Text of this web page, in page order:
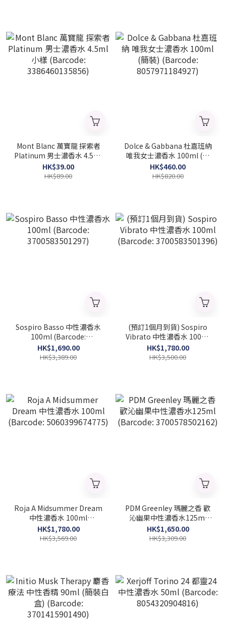
Mont Blanc 萬寶龍 探索者
Platinum 男士濃香水 4.5ml
小樣 (Barcode:
3386460135856)
HK$39.00
HK$89.00
Dolce & Gabbana 杜嘉班納
唯我女士濃香水 100ml (簡
裝) (Barcode:
8057971184927)
HK$460.00
HK$820.00
Sospiro Basso 中性濃香水
100ml (Barcode:
3700583501297)
HK$1,690.00
HK$3,389.00
(預訂1個月到貨) Sospiro
Vibrato 中性濃香水 100ml
(Barcode: 3700583501396)
HK$1,780.00
HK$3,500.00
Roja A Midsummer Dream
中性濃香水 100ml
(Barcode: 5060399674775)
HK$1,780.00
HK$3,569.00
PDM Greenley 瑪麗之香 歡
沁幽果中性濃香水125ml
(Barcode: 3700578502162)
HK$1,650.00
HK$3,309.00